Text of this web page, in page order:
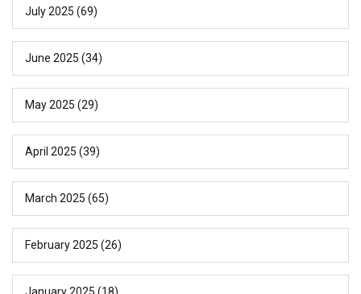
July 2025 (69)
June 2025 (34)
May 2025 (29)
April 2025 (39)
March 2025 (65)
February 2025 (26)
January 2025 (18)